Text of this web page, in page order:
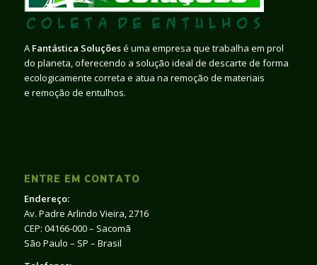
A Fantástica Soluçõesé uma empresa que trabalha em prol
do planeta, oferecendo a solução ideal de descarte de forma
ecologicamente correta e atua na remoção de materiais
e remoção de entulhos.
ENTRE EM CONTATO
Endereço:
Av. Padre Arlindo Vieira, 2716
CEP: 04166-000 – Sacomã
São Paulo – SP – Brasil